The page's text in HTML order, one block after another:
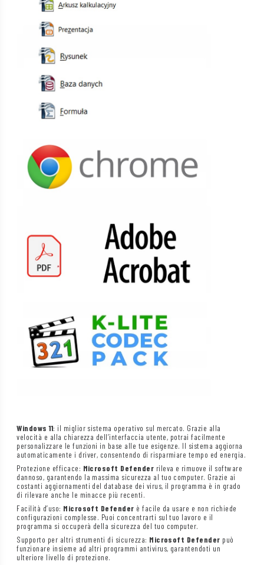
Windows 11: il miglior sistema operativo sul mercato. Grazie alla
velocità e alla chiarezza dell’interfaccia utente, potrai facilmente
personalizzare le funzioni in base alle tue esigenze. Il sistema aggiorna
automaticamente i driver, consentendo di risparmiare tempo ed energia.
Protezione efficace: Microsoft Defender rileva e rimuove il software
dannoso, garantendo la massima sicurezza al tuo computer. Grazie ai
costanti aggiornamenti del database dei virus, il programma è in grado
di rilevare anche le minacce più recenti.
Facilità d’uso: Microsoft Defender è facile da usare e non richiede
configurazioni complesse. Puoi concentrarti sul tuo lavoro e il
programma si occuperà della sicurezza del tuo computer.
Supporto per altri strumenti di sicurezza: Microsoft Defender può
funzionare insieme ad altri programmi antivirus, garantendoti un
ulteriore livello di protezione.